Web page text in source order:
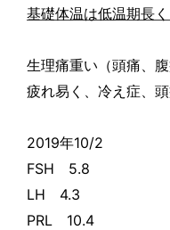
基礎体温は低温期長
生理痛重い（頭痛、腹
疲れ易く、冷え症、
2019年10/2
FSH
5.8
LH
4.3
PRL
10.4